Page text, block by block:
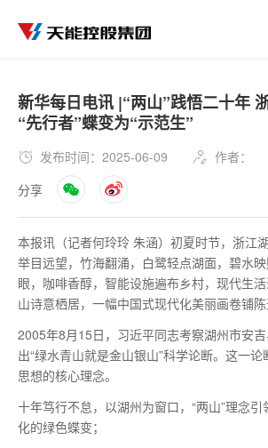
新华每日电讯 |“两山”践悟二十年
“先行者”蝶变为“示范生”
发布时间：2025-06-09
作者：
分享
本报讯（记者何玲玲 朱涵）初夏时节，浙江
举目远望，竹海翻涌，白鹭轻点湖面，碧水
眼，咖啡香醇，智能设施遍布乡村，现代生
山诗意栖居，一幅中国式现代化美丽画卷铺陈
2005年8月15日，习近平同志考察湖州市安
出“绿水青山就是金山银山”科学论断。这一
思想的核心理念。
十年笃行不怠，以湖州为窗口，“两山”理念
化的绿色蝶变；